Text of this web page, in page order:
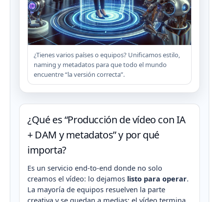
¿Tienes varios países o equipos? Unificamos estilo,
naming y metadatos para que todo el mundo
encuentre “la versión correcta”.
¿Qué es “Producción de vídeo con IA
+ DAM y metadatos” y por qué
importa?
Es un servicio end-to-end donde no solo
creamos el vídeo: lo dejamos listo para operar.
La mayoría de equipos resuelven la parte